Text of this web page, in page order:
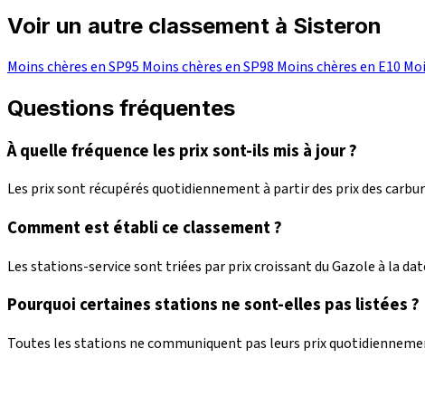
Voir un autre classement à Sisteron
Moins chères en SP95 Moins chères en SP98 Moins chères en E10
Questions fréquentes
À quelle fréquence les prix sont-ils mis à jour ?
Les prix sont récupérés quotidiennement à partir des prix des
Comment est établi ce classement ?
Les stations-service sont triées par prix croissant du Gazole à la
Pourquoi certaines stations ne sont-elles pas listées ?
Toutes les stations ne communiquent pas leurs prix